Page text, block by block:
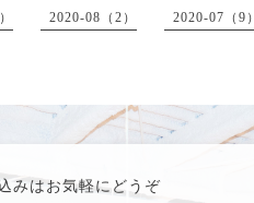
2020-08（2） 2020-07（9）
みはお気軽にどうぞ